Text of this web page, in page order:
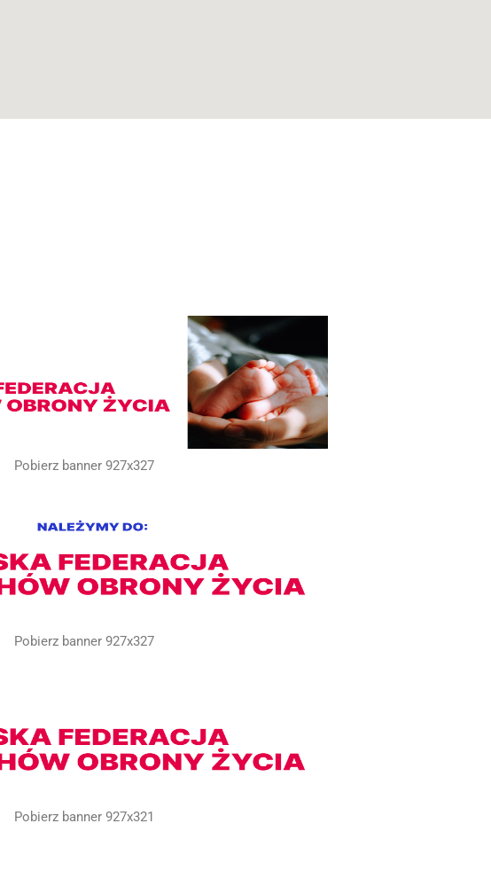
Pobierz banner 927x327
Pobierz banner 927x327
Pobierz banner 927x321